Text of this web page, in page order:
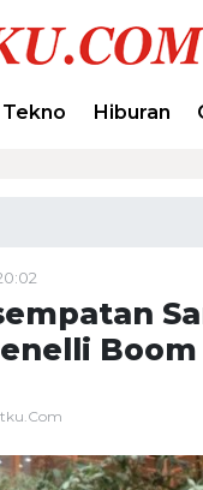
Tekno Hiburan
Boom